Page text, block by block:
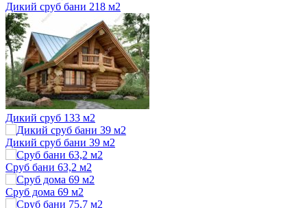
Дикий сруб бани 218 м2
Дикий сруб 133 м2
Дикий сруб бани 39 м2
Сруб бани 63,2 м2
Сруб дома 69 м2